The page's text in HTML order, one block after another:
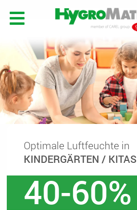
Optimale Luftfeuchte in
KINDERGÄRTEN / KITAS
40-60%